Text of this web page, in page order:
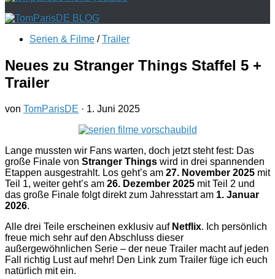
Serien & Filme / Trailer
Neues zu Stranger Things Staffel 5 +
Trailer
von TomParisDE · 1. Juni 2025
Lange mussten wir Fans warten, doch jetzt steht fest: Das
große Finale von Stranger Things wird in drei spannenden
Etappen ausgestrahlt. Los geht’s am 27. November 2025 mit
Teil 1, weiter geht’s am 26. Dezember 2025 mit Teil 2 und
das große Finale folgt direkt zum Jahresstart am 1. Januar
2026.
Alle drei Teile erscheinen exklusiv auf Netflix. Ich persönlich
freue mich sehr auf den Abschluss dieser
außergewöhnlichen Serie – der neue Trailer macht auf jeden
Fall richtig Lust auf mehr! Den Link zum Trailer füge ich euch
natürlich mit ein.